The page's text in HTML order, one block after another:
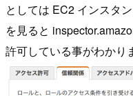
としては EC2 インスタ
を見ると
許可している事がわかり